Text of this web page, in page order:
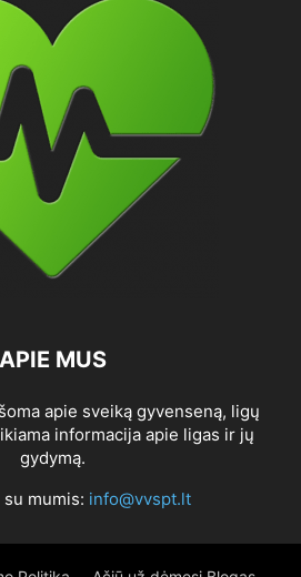
APIE MUS
apie sveiką gyvenseną, ligų
informacija apie ligas ir jų
gydymą.
mumis: info@vvspt.lt